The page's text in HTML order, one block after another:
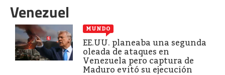
Venezuel
MUNDO
EE.UU. planeaba una segunda
oleada de ataques en
Venezuela pero captura de
Maduro evitó su ejecución